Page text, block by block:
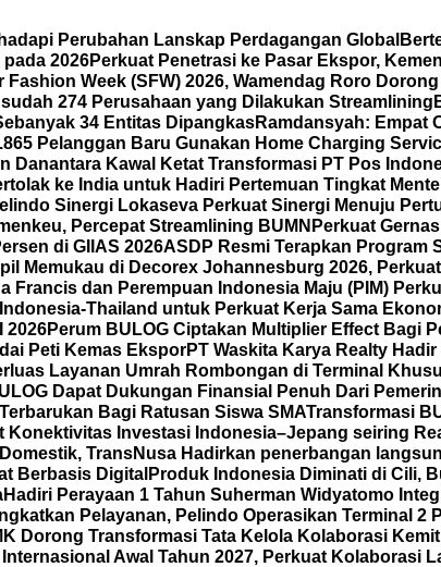
Perubahan Lanskap Perdagangan Global
2026Perkuat Penetrasi ke Pasar Ekspor,
Fashion Week (SFW) 2026, Wamendag Roro
274 Perusahaan yang Dilakukan Streamlining
34 Entitas DipangkasRamdansyah: Empat
Pelanggan Baru Gunakan Home Charging
Danantara Kawal Ketat Transformasi PT Pos
ke India untuk Hadiri Pertemuan Tingkat
Sinergi Lokaseva Perkuat Sinergi Menuju
Percepat Streamlining BUMN Perkuat
di GIIAS 2026ASDP Resmi Terapkan Program
Memukau di Decorex Johannesburg 2026,
Francis dan Perempuan Indonesia Maju (PIM)
Thailand untuk Perkuat Kerja Sama
2026Perum BULOG Ciptakan Multiplier Effect Bagi
Peti Kemas EksporPT Waskita Karya Realty
Layanan Umrah Rombongan di Terminal
Dapat Dukungan Finansial Penuh Dari
Bagi Ratusan Siswa SMATransformasi
Investasi Indonesia–Jepang seiring
TransNusa Hadirkan penerbangan
Berbasis Digital Produk Indonesia Diminati di Cili,
Hadiri Perayaan 1 Tahun Suherman Widyatomo
Pelayanan, Pelindo Operasikan Terminal 2
Dorong Transformasi Tata Kelola Kolaborasi
Awal Tahun 2027, Perkuat Kolaborasi